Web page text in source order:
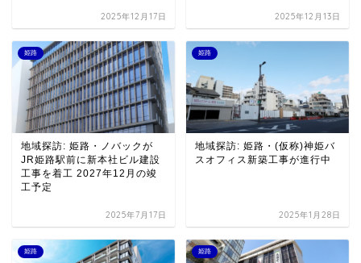
2025年12月17日 2025年12月13日
姫路
地域探訪: 姫路・ノバックが
JR姫路駅前に新本社ビル建設
工事を着工 2027年12月の竣
工予定
2025年7月17日
姫路
地域探訪: 姫路・(仮称)神姫バ
スオフィス新築工事が進行中
2025年1月28日
姫路 姫路